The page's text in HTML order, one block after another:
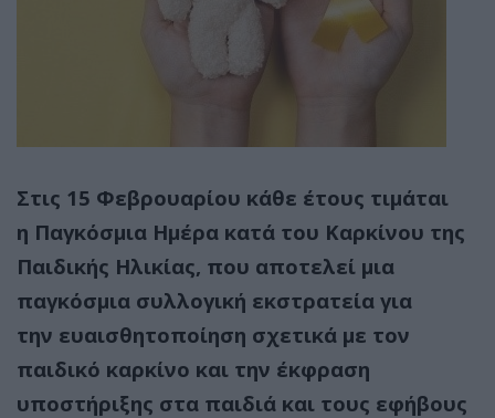
Στις 15 Φεβρουαρίου κάθε έτους τιμάται
η Παγκόσμια Ημέρα κατά του Καρκίνου της
Παιδικής Ηλικίας, που αποτελεί μια
παγκόσμια συλλογική εκστρατεία για
την ευαισθητοποίηση σχετικά με τον
παιδικό καρκίνο και την έκφραση
υποστήριξης στα παιδιά και τους εφήβους